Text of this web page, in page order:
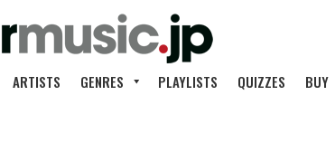
ARTISTS GENRES PLAYLISTS QUIZZES BUY